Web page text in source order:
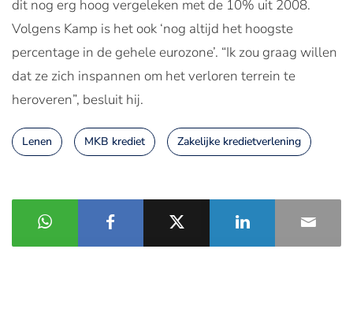
dit nog erg hoog vergeleken met de 10% uit 2008.
Volgens Kamp is het ook ‘nog altijd het hoogste
percentage in de gehele eurozone’. “Ik zou graag willen
dat ze zich inspannen om het verloren terrein te
heroveren”, besluit hij.
Lenen MKB krediet Zakelijke kredietverlening